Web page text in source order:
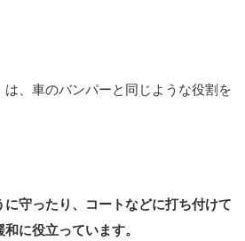
、車のバンパーと同じような役割を
守ったり、コートなどに打ち付けて
に役立っています。